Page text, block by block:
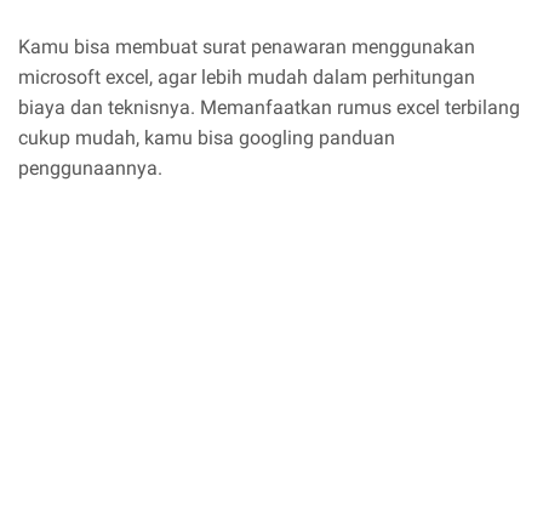
Kamu bisa membuat surat penawaran menggunakan
microsoft excel, agar lebih mudah dalam perhitungan
biaya dan teknisnya. Memanfaatkan rumus excel terbilang
cukup mudah, kamu bisa googling panduan
penggunaannya.